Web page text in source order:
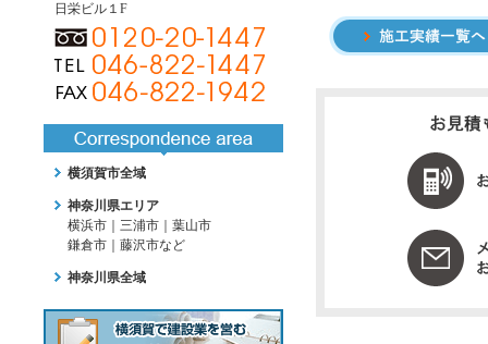
日栄ビル１F
横須賀市全域
神奈川県エリア
横浜市｜三浦市｜葉山市
鎌倉市｜藤沢市など
神奈川県全域